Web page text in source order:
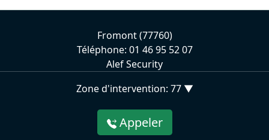
Fromont (77760)
Téléphone: 01 46 95 52 07
Alef Security
Zone d'intervention: 77 ▼
Appeler